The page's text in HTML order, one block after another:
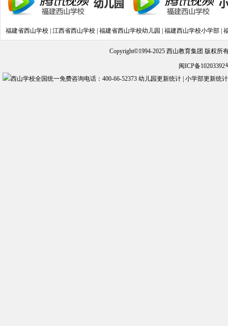
福建省西山学校 江西省西山学校 福建省西山学校幼儿园 福建西山学校小学部
Copyright©1994-2025 西山教育集团 版权所
闽ICP备10203392
幼儿园更新统计| 小学部更新统计